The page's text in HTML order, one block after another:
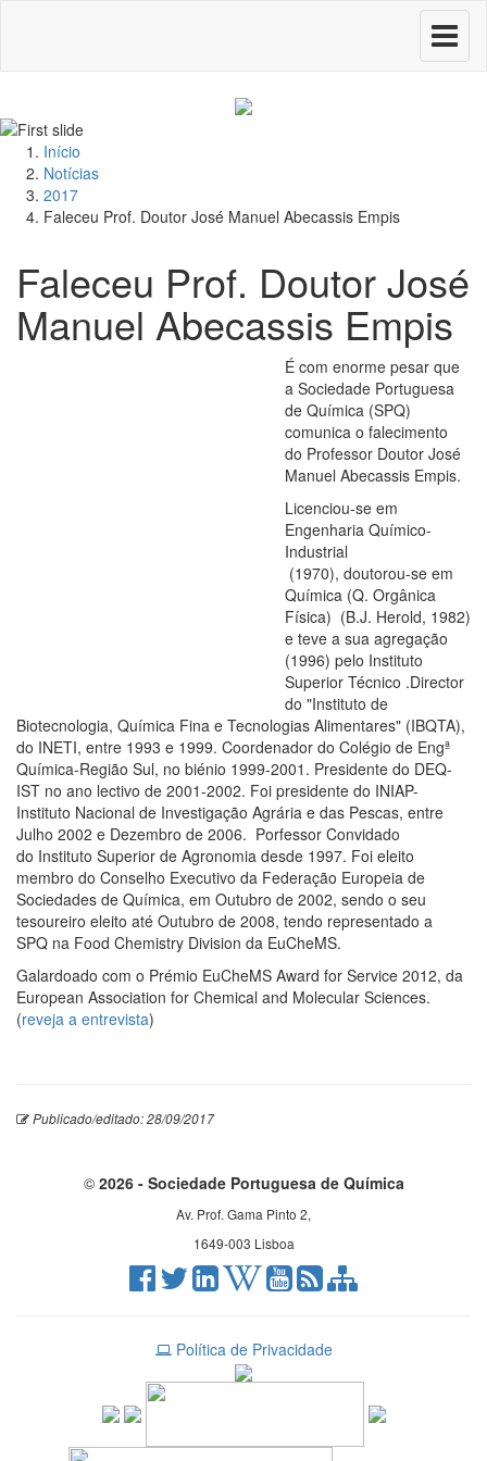
Toggle
Início
Notícias
2017
Faleceu Prof. Doutor José Manuel Abecassis Empis
Faleceu Prof. Doutor José
Manuel Abecassis Empis
É com enorme pesar que
a Sociedade Portuguesa
de Química (SPQ)
comunica o falecimento
do Professor Doutor José
Manuel Abecassis Empis.
Licenciou-se em
Engenharia Químico-
Industrial
(1970), doutorou-se em
Química (Q. Orgânica
Física) (B.J. Herold, 1982)
e teve a sua agregação
(1996) pelo Instituto
Superior Técnico .Director
do "Instituto de
Biotecnologia, Química Fina e Tecnologias Alimentares" (IBQTA),
do INETI, entre 1993 e 1999. Coordenador do Colégio de Engª
Química-Região Sul, no biénio 1999-2001. Presidente do DEQ-
IST no ano lectivo de 2001-2002. Foi presidente do INIAP-
Instituto Nacional de Investigação Agrária e das Pescas, entre
Julho 2002 e Dezembro de 2006. Porfessor Convidado
do Instituto Superior de Agronomia desde 1997. Foi eleito
membro do Conselho Executivo da Federação Europeia de
Sociedades de Química, em Outubro de 2002, sendo o seu
tesoureiro eleito até Outubro de 2008, tendo representado a
SPQ na Food Chemistry Division da EuCheMS.
Galardoado com o Prémio EuCheMS Award for Service 2012, da
European Association for Chemical and Molecular Sciences.
(reveja a entrevista)
Publicado/editado: 28/09/2017
© 2026 - Sociedade Portuguesa de Química
Av. Prof. Gama Pinto 2,
1649-003 Lisboa
Política de Privacidade